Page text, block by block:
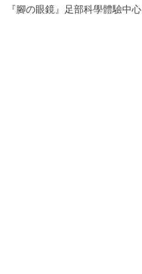
『腳の眼鏡』足部科學體驗中心